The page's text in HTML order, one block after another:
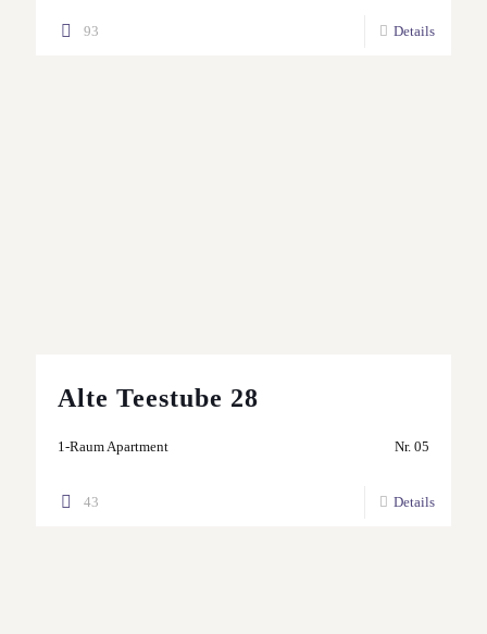
93 Details
Alte Teestube 28
1-Raum Apartment Nr. 05
43 Details